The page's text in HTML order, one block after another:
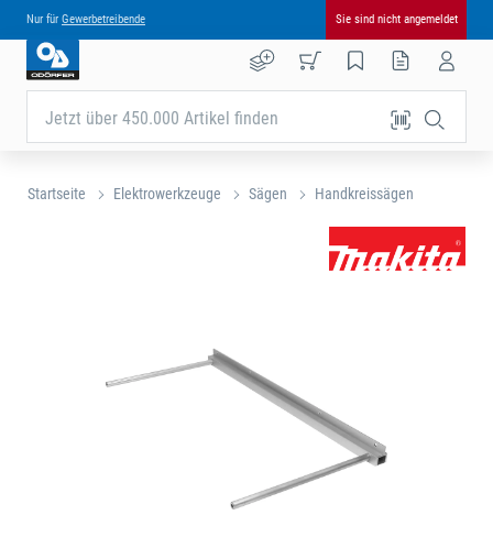
Nur für Gewerbetreibende Sie sind nicht angemeldet
Jetzt über 450.000 Artikel finden
Startseite Elektrowerkzeuge Sägen Handkreissägen